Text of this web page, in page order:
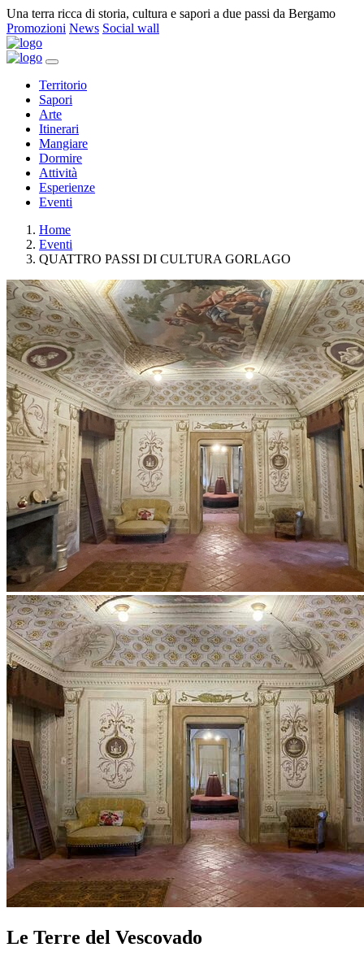
Una terra ricca di storia, cultura e sapori a due passi da Bergamo
Promozioni News Social wall
Territorio
Sapori
Arte
Itinerari
Mangiare
Dormire
Attività
Esperienze
Eventi
Home
Eventi
QUATTRO PASSI DI CULTURA GORLAGO
Le Terre del Vescovado